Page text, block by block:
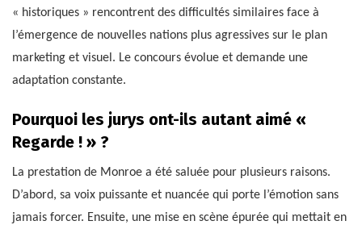
« historiques » rencontrent des difficultés similaires face à
l’émergence de nouvelles nations plus agressives sur le plan
marketing et visuel. Le concours évolue et demande une
adaptation constante.
Pourquoi les jurys ont-ils autant aimé «
Regarde ! » ?
La prestation de Monroe a été saluée pour plusieurs raisons.
D’abord, sa voix puissante et nuancée qui porte l’émotion sans
jamais forcer. Ensuite, une mise en scène épurée qui mettait en